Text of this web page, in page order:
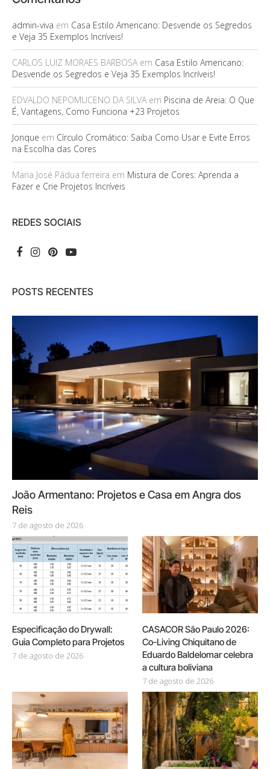
admin-viva em Casa Estilo Americano: Desvende os Segredos
e Veja 35 Exemplos Incríveis!
CARLOS LUIZ MORAES BARBOSAem Casa Estilo Americano:
Desvende os Segredos e Veja 35 Exemplos Incríveis!
EDVALDO NEPOMUCENO DA SILVAem Piscina de Areia: O Que
É, Vantagens, Como Funciona +23 Projetos
Jonque em Círculo Cromático: Saiba Como Usar e Evite Erros
na Escolha das Cores
Maria José Pádua ferreira em Mistura de Cores: Aprenda a
Fazer e Crie Projetos Incríveis
REDES SOCIAIS
POSTS RECENTES
João Armentano: Projetos e Casa em Angra dos
Reis
7 de agosto de 2026
Especificação do Drywall:
Guia Completo para Projetos
7 de agosto de 2026
CASACOR São Paulo 2026:
Co-Living Chiquitano de
Eduardo Baldelomar celebra
a cultura boliviana
7 de agosto de 2026